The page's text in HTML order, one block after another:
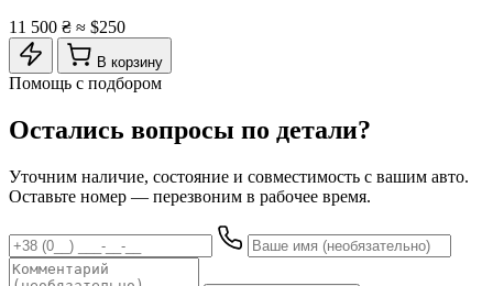
11 500 ₴ ≈ $250
В корзину
Помощь с подбором
Остались вопросы по детали?
Уточним наличие, состояние и совместимость с вашим авто.
Оставьте номер — перезвоним в рабочее время.